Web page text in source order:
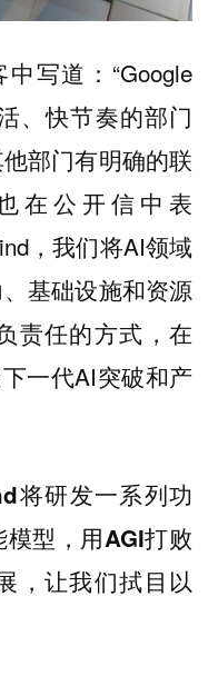
写道：“Google
、快节奏的部门
部门有明确的联
在公开信中表
，我们将AI领域
基础设施和资源
责任的方式，在
一代AI突破和产
将研发一系列功
型，用AGI打败
，让我们拭目以